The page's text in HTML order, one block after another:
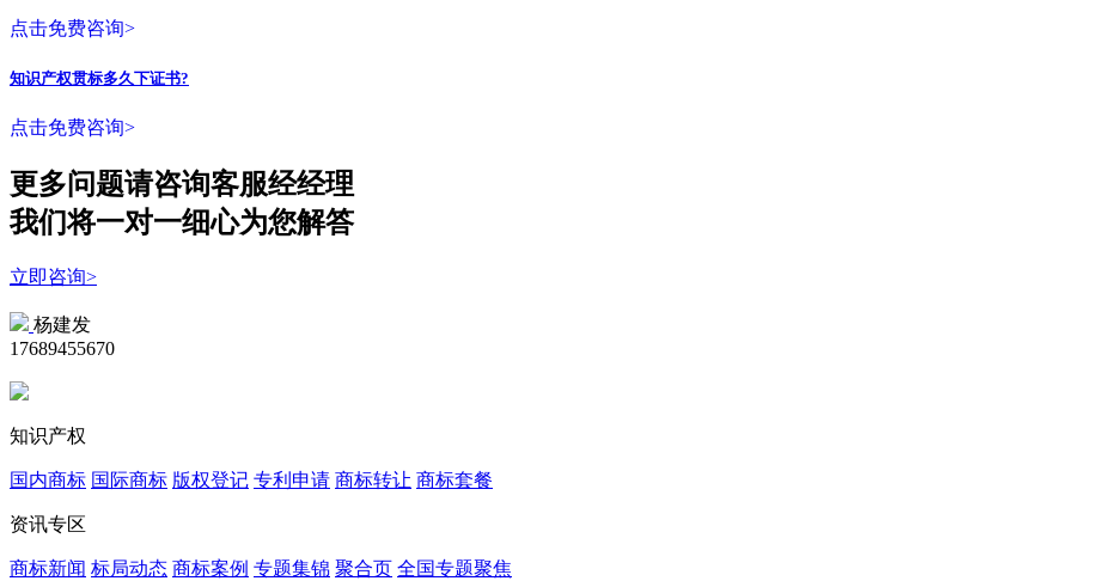
点击免费咨询>
知识产权贯标多久下证书?
点击免费咨询>
更多问题请咨询客服经经理
我们将一对一细心为您解答
立即咨询>
杨建发
17689455670
知识产权
国内商标 国际商标 版权登记 专利申请 商标转让 商标套餐
资讯专区
商标新闻 标局动态 商标案例 专题集锦 聚合页 全国专题聚焦